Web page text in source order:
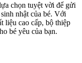
chọn tuyệt vời để gửi
nhật của bé. Với
liệu cao cấp, bộ thiệp
bé yêu của bạn.